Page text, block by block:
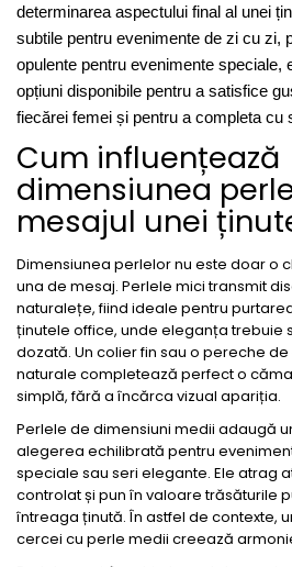
determinarea aspectului final al unei
subtile pentru evenimente de zi cu zi,
opulente pentru evenimente speciale,
opțiuni disponibile pentru a satisfice
fiecărei femei și pentru a completa cu
Cum influențează
dimensiunea
mesajul unei
Dimensiunea perlelor nu este doar o
una de mesaj. Perlele mici transmit
naturalețe, fiind ideale pentru
ținutele office, unde eleganța trebuie
dozată. Un colier fin sau o pereche
naturale completează perfect o
simplă, fără a încărca vizual apariția.
Perlele de dimensiuni medii adaugă
alegerea echilibrată pentru
speciale sau seri elegante. Ele atrag
controlat și pun în valoare trăsăturile
întreaga ținută. În astfel de contexte,
cercei cu perle medii creează